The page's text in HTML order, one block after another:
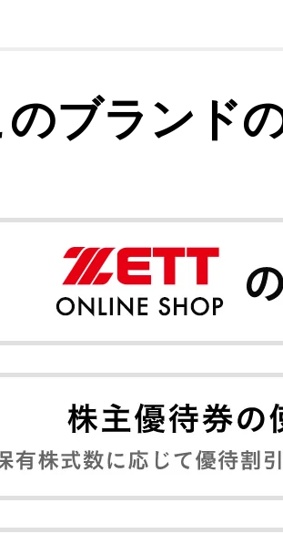
のブランド